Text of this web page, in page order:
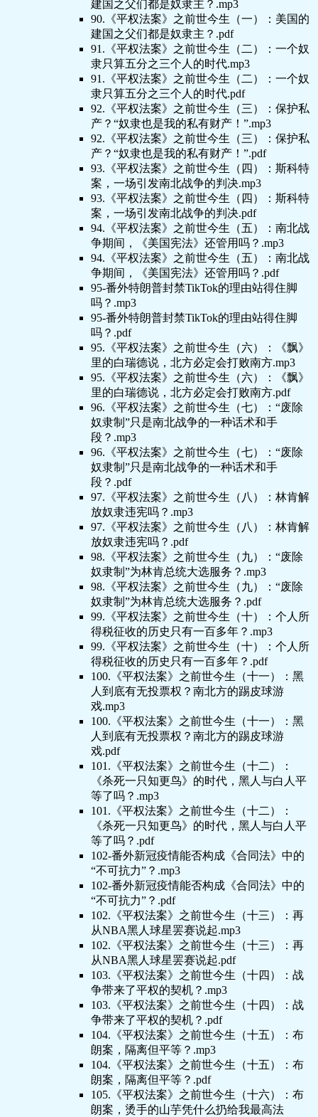
建国之父们都是奴隶主？.mp3
90.《平权法案》之前世今生（一）：美国的
建国之父们都是奴隶主？.pdf
91.《平权法案》之前世今生（二）：一个奴
隶只算五分之三个人的时代.mp3
91.《平权法案》之前世今生（二）：一个奴
隶只算五分之三个人的时代.pdf
92.《平权法案》之前世今生（三）：保护私
产？“奴隶也是我的私有财产！”.mp3
92.《平权法案》之前世今生（三）：保护私
产？“奴隶也是我的私有财产！”.pdf
93.《平权法案》之前世今生（四）：斯科特
案，一场引发南北战争的判决.mp3
93.《平权法案》之前世今生（四）：斯科特
案，一场引发南北战争的判决.pdf
94.《平权法案》之前世今生（五）：南北战
争期间，《美国宪法》还管用吗？.mp3
94.《平权法案》之前世今生（五）：南北战
争期间，《美国宪法》还管用吗？.pdf
95-番外特朗普封禁TikTok的理由站得住脚
吗？.mp3
95-番外特朗普封禁TikTok的理由站得住脚
吗？.pdf
95.《平权法案》之前世今生（六）：《飘》
里的白瑞德说，北方必定会打败南方.mp3
95.《平权法案》之前世今生（六）：《飘》
里的白瑞德说，北方必定会打败南方.pdf
96.《平权法案》之前世今生（七）：“废除
奴隶制”只是南北战争的一种话术和手
段？.mp3
96.《平权法案》之前世今生（七）：“废除
奴隶制”只是南北战争的一种话术和手
段？.pdf
97.《平权法案》之前世今生（八）：林肯解
放奴隶违宪吗？.mp3
97.《平权法案》之前世今生（八）：林肯解
放奴隶违宪吗？.pdf
98.《平权法案》之前世今生（九）：“废除
奴隶制”为林肯总统大选服务？.mp3
98.《平权法案》之前世今生（九）：“废除
奴隶制”为林肯总统大选服务？.pdf
99.《平权法案》之前世今生（十）：个人所
得税征收的历史只有一百多年？.mp3
99.《平权法案》之前世今生（十）：个人所
得税征收的历史只有一百多年？.pdf
100.《平权法案》之前世今生（十一）：黑
人到底有无投票权？南北方的踢皮球游
戏.mp3
100.《平权法案》之前世今生（十一）：黑
人到底有无投票权？南北方的踢皮球游
戏.pdf
101.《平权法案》之前世今生（十二）：
《杀死一只知更鸟》的时代，黑人与白人平
等了吗？.mp3
101.《平权法案》之前世今生（十二）：
《杀死一只知更鸟》的时代，黑人与白人平
等了吗？.pdf
102-番外新冠疫情能否构成《合同法》中的
“不可抗力”？.mp3
102-番外新冠疫情能否构成《合同法》中的
“不可抗力”？.pdf
102.《平权法案》之前世今生（十三）：再
从NBA黑人球星罢赛说起.mp3
102.《平权法案》之前世今生（十三）：再
从NBA黑人球星罢赛说起.pdf
103.《平权法案》之前世今生（十四）：战
争带来了平权的契机？.mp3
103.《平权法案》之前世今生（十四）：战
争带来了平权的契机？.pdf
104.《平权法案》之前世今生（十五）：布
朗案，隔离但平等？.mp3
104.《平权法案》之前世今生（十五）：布
朗案，隔离但平等？.pdf
105.《平权法案》之前世今生（十六）：布
朗案，烫手的山芋凭什么扔给我最高法